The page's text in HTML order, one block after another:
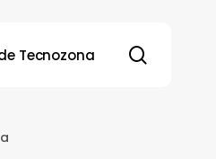
Tecnozona